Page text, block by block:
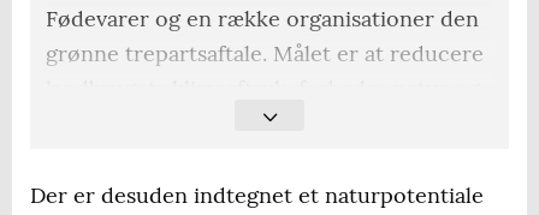
Fødevarer og en række organisationer den
grønne trepartsaftale. Målet er at reducere
vandmiljø samt sikre bæredygtig
måder:
Der er desuden indtegnet et naturpotentiale